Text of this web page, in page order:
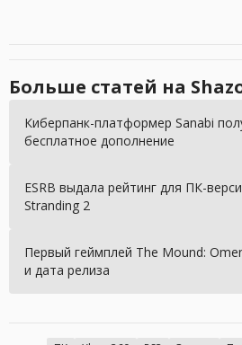
Больше статей на
Киберпанк-платформер Sanabi
бесплатное дополнение
ESRB выдала рейтинг для ПК-
Stranding 2
Первый геймплей The Mound:
и дата релиза